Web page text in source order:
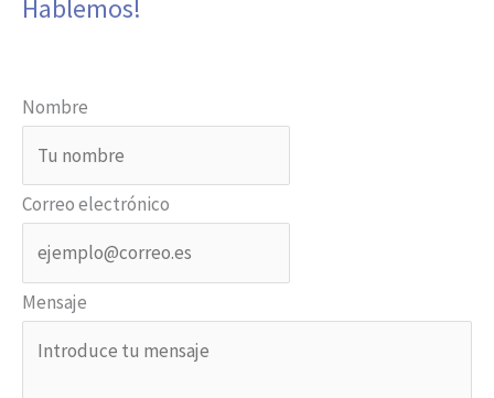
Hablemos!
Nombre
Correo electrónico
Mensaje